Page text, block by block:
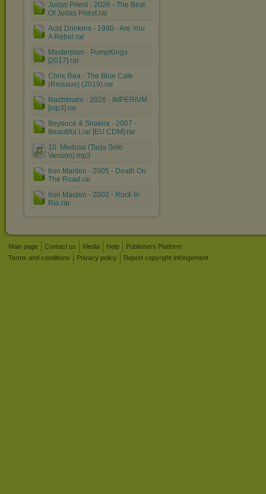
Judas Priest - 2026 - The Best
Of Judas Priest.rar
Acid Drinkers - 1990 - Are You
A Rebel.rar
Masterplan - PumpKings
[2017].rar
Chris Rea - The Blue Cafe
(Reissue) (2019).rar
Nachtmahr - 2026 - IMPERIVM
[mp3].rar
Beyoncé & Shakira - 2007 -
Beautiful Liar [EU CDM].rar
10. Medusa (Tarja Solo
Version).mp3
Iron Maiden - 2005 - Death On
The Road.rar
Iron Maiden - 2002 - Rock In
Rio.rar
Main page Contact us Media Help
Publishers Platform
Terms and conditions
Privacy policy Report copyright infringement